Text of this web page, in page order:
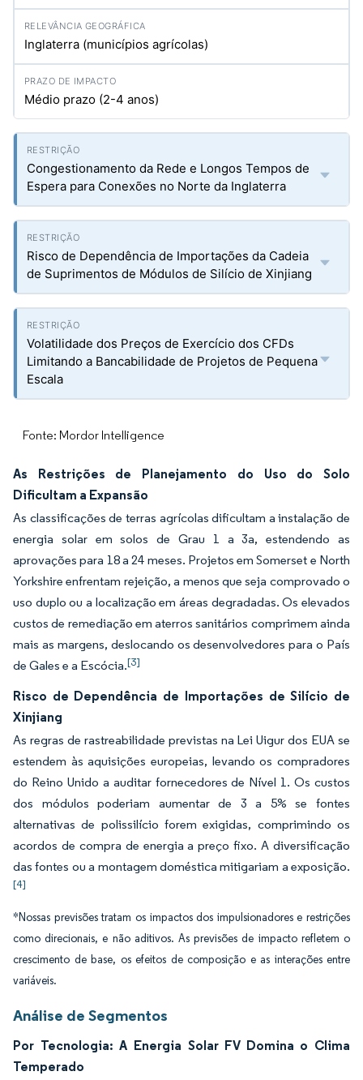
Inglaterra (municípios agrícolas)
Médio prazo (2-4 anos)
Congestionamento da Rede e Longos Tempos de
Espera para Conexões no Norte da Inglaterra
Risco de Dependência de Importações da Cadeia
de Suprimentos de Módulos de Silício de Xinjiang
Volatilidade dos Preços de Exercício dos CFDs
Limitando a Bancabilidade de Projetos de Pequena
Escala
Fonte: Mordor Intelligence
As Restrições de Planejamento do Uso do Solo
Dificultam a Expansão
As classificações de terras agrícolas dificultam a instalação de
energia solar em solos de Grau 1 a 3a, estendendo as
aprovações para 18 a 24 meses. Projetos em Somerset e North
Yorkshire enfrentam rejeição, a menos que seja comprovado o
uso duplo ou a localização em áreas degradadas. Os elevados
custos de remediação em aterros sanitários comprimem ainda
mais as margens, deslocando os desenvolvedores para o País
de Gales e a Escócia.[3]
Risco de Dependência de Importações de Silício de
Xinjiang
As regras de rastreabilidade previstas na Lei Uigur dos EUA se
estendem às aquisições europeias, levando os compradores
do Reino Unido a auditar fornecedores de Nível 1. Os custos
dos módulos poderiam aumentar de 3 a 5% se fontes
alternativas de polissilício forem exigidas, comprimindo os
acordos de compra de energia a preço fixo. A diversificação
das fontes ou a montagem doméstica mitigariam a exposição.
[4]
*Nossas previsões tratam os impactos dos impulsionadores e restrições
como direcionais, e não aditivos. As previsões de impacto refletem o
crescimento de base, os efeitos de composição e as interações entre
variáveis.
Análise de Segmentos
Por Tecnologia: A Energia Solar FV Domina o Clima
Temperado